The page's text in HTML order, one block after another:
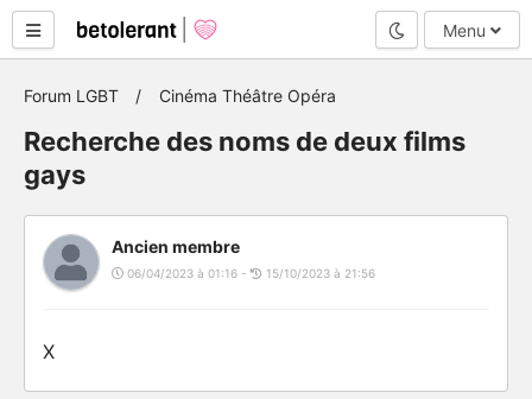
Mode nuit
Menu
Forum LGBT Cinéma Théâtre Opéra
Recherche des noms de deux films
gays
Ancien membre
06/04/2023 à 01:16 - 15/10/2023 à 21:56
X